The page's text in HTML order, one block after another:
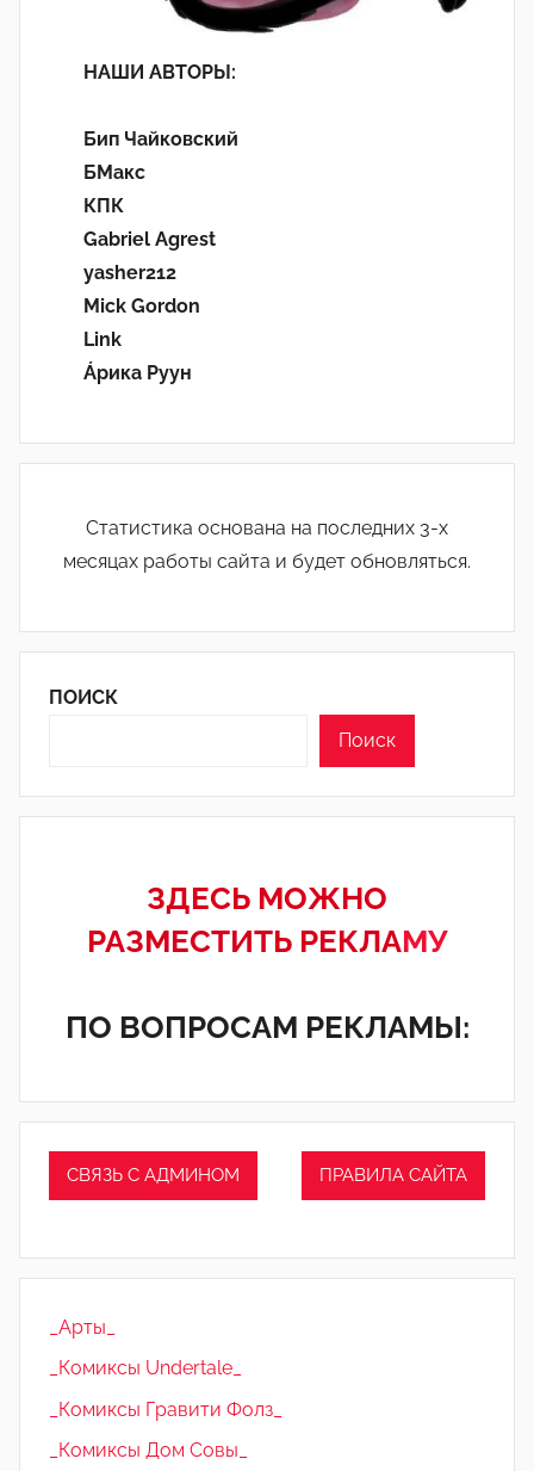
НАШИ АВТОРЫ:
Бип Чайковский
БМакс
КПК
Gabriel Agrest
yasher212
Mick Gordon
Link
Áрика Руун
Статистика основана на последних 3-х
месяцах работы сайта и будет обновляться.
ПОИСК
Поиск
ЗДЕСЬ МОЖНО
РАЗМЕСТИТЬ РЕКЛАМУ
ПО ВОПРОСАМ РЕКЛАМЫ:
СВЯЗЬ С АДМИНОМ ПРАВИЛА САЙТА
_Арты_
_Комиксы Undertale_
_Комиксы Гравити Фолз_
_Комиксы Дом Совы_